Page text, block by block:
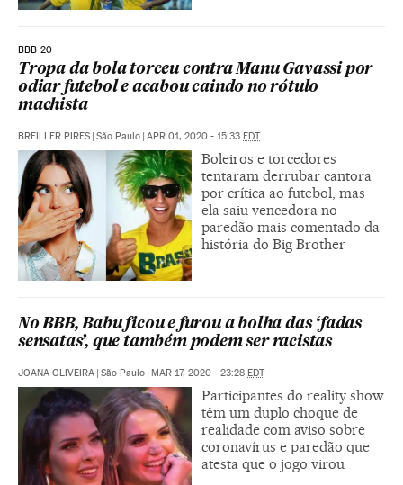
BBB 20
Tropa da bola torceu contra Manu Gavassi por
odiar futebol e acabou caindo no rótulo
machista
BREILLER PIRES | São Paulo | APR 01, 2020 - 15:33 EDT
Boleiros e torcedores
tentaram derrubar cantora
por crítica ao futebol, mas
ela saiu vencedora no
paredão mais comentado da
história do Big Brother
No BBB, Babu ficou e furou a bolha das ‘fadas
sensatas’, que também podem ser racistas
JOANA OLIVEIRA | São Paulo | MAR 17, 2020 - 23:28 EDT
Participantes do reality show
têm um duplo choque de
realidade com aviso sobre
coronavírus e paredão que
atesta que o jogo virou